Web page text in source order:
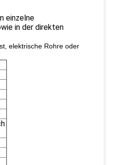
einzelne
in der direkten
elektrische Rohre oder